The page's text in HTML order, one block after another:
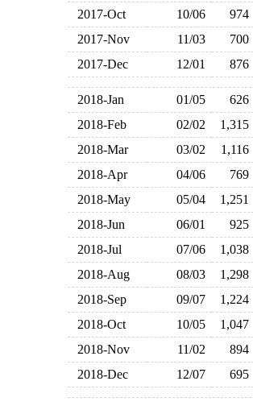
2017-Oct
10/06 974
2017-Nov
11/03 700
2017-Dec
12/01 876
2018-Jan 01/05 626
2018-Feb
02/02 1,315
2018-Mar
03/02 1,116
2018-Apr
04/06 769
2018-May
05/04 1,251
2018-Jun
06/01 925
2018-Jul
07/06 1,038
2018-Aug
08/03 1,298
2018-Sep
09/07 1,224
2018-Oct
10/05 1,047
2018-Nov
11/02 894
2018-Dec
12/07 695